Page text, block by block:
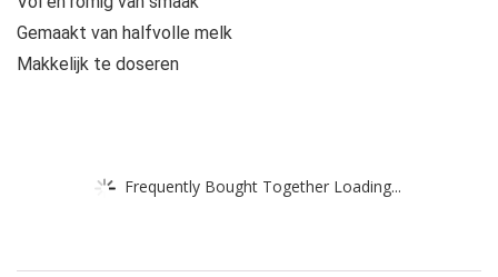
Gemaakt van halfvolle melk
Makkelijk te doseren
Frequently Bought Together Loading...